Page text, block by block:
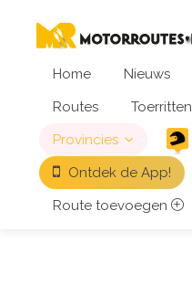
Home
Nieuws
Routes
Toerritten
Provincies
Ontdek de App!
Route toevoegen